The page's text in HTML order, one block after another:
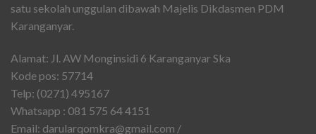
satu sekolah unggulan dibawah Majelis Dikdasmen PDM
Karanganyar.
Alamat: Jl. AW Monginsidi 6 Karanganyar Ska
Kode pos: 57714
Telp: (0271) 495167
Whatsapp : 081 575 64 4151
Email: darularqomkra@gmail.com /